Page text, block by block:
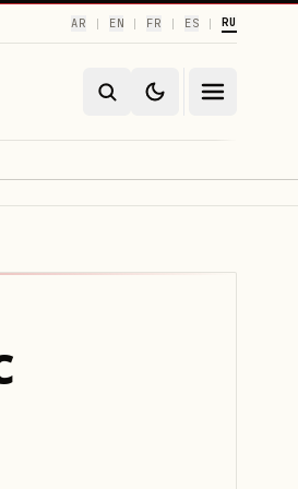
AR | EN | FR | ES | RU